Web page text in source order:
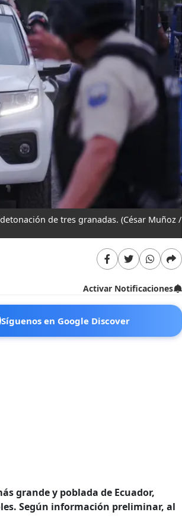
de tres granadas. (César Muñoz /
Activar Notificaciones
Síguenos en Google Discover
grande y poblada de Ecuador,
Según información preliminar, al